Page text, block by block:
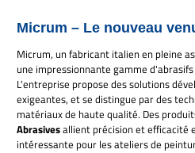
Micrum – Le nouveau
Micrum, un fabricant italien en pleine
une impressionnante gamme
L'entreprise propose des solutions
exigeantes, et se distingue par des
matériaux de haute qualité. Des
Abrasivesallient précision et efficacité
intéressante pour les ateliers de